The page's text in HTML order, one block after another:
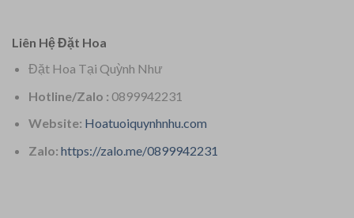
Liên Hệ Đặt Hoa
Đặt Hoa Tại Quỳnh Như
Hotline/Zalo : 0899942231
Website: Hoatuoiquynhnhu.com
Zalo: https://zalo.me/0899942231